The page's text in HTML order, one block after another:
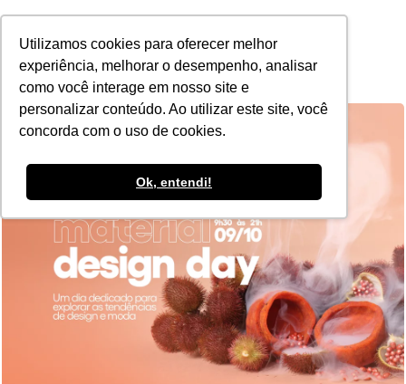
Utilizamos cookies para oferecer melhor
experiência, melhorar o desempenho, analisar
como você interage em nosso site e
personalizar conteúdo. Ao utilizar este site, você
concorda com o uso de cookies.
Ok, entendi!
POR